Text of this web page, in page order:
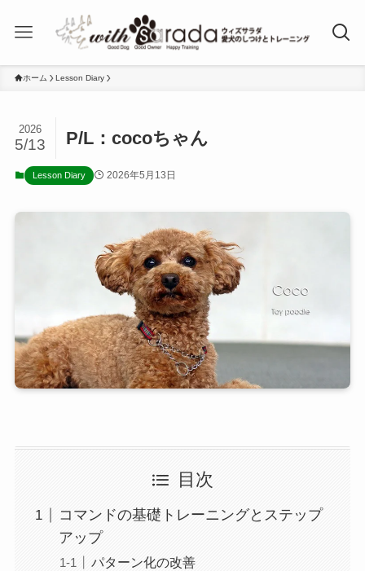
ホーム Lesson Diary
P/L：cocoちゃん
2026
5/13
Lesson Diary 2026年5月13日
目次
コマンドの基礎トレーニングとステップ
アップ
パターン化の改善